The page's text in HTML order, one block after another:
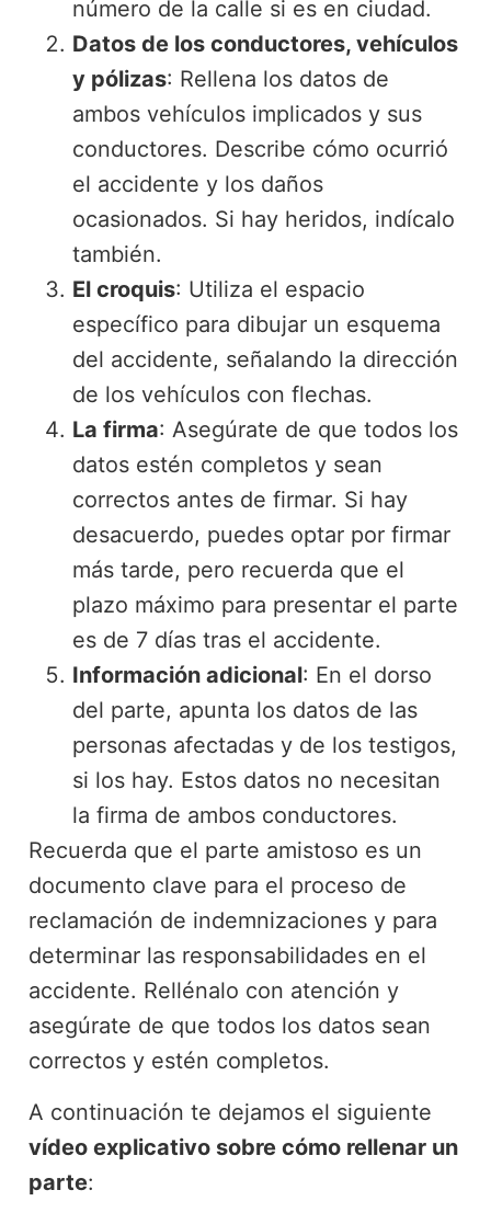
número de la calle si es en ciudad.
Datos de los conductores, vehículos
y pólizas: Rellena los datos de
ambos vehículos implicados y sus
conductores. Describe cómo ocurrió
el accidente y los daños
ocasionados. Si hay heridos, indícalo
también.
El croquis: Utiliza el espacio
específico para dibujar un esquema
del accidente, señalando la dirección
de los vehículos con flechas.
La firma: Asegúrate de que todos los
datos estén completos y sean
correctos antes de firmar. Si hay
desacuerdo, puedes optar por firmar
más tarde, pero recuerda que el
plazo máximo para presentar el parte
es de 7 días tras el accidente.
Información adicional: En el dorso
del parte, apunta los datos de las
personas afectadas y de los testigos,
si los hay. Estos datos no necesitan
la firma de ambos conductores.
Recuerda que el parte amistoso es un
documento clave para el proceso de
reclamación de indemnizaciones y para
determinar las responsabilidades en el
accidente. Rellénalo con atención y
asegúrate de que todos los datos sean
correctos y estén completos.
A continuación te dejamos el siguiente
vídeo explicativo sobre cómo rellenar un
parte: